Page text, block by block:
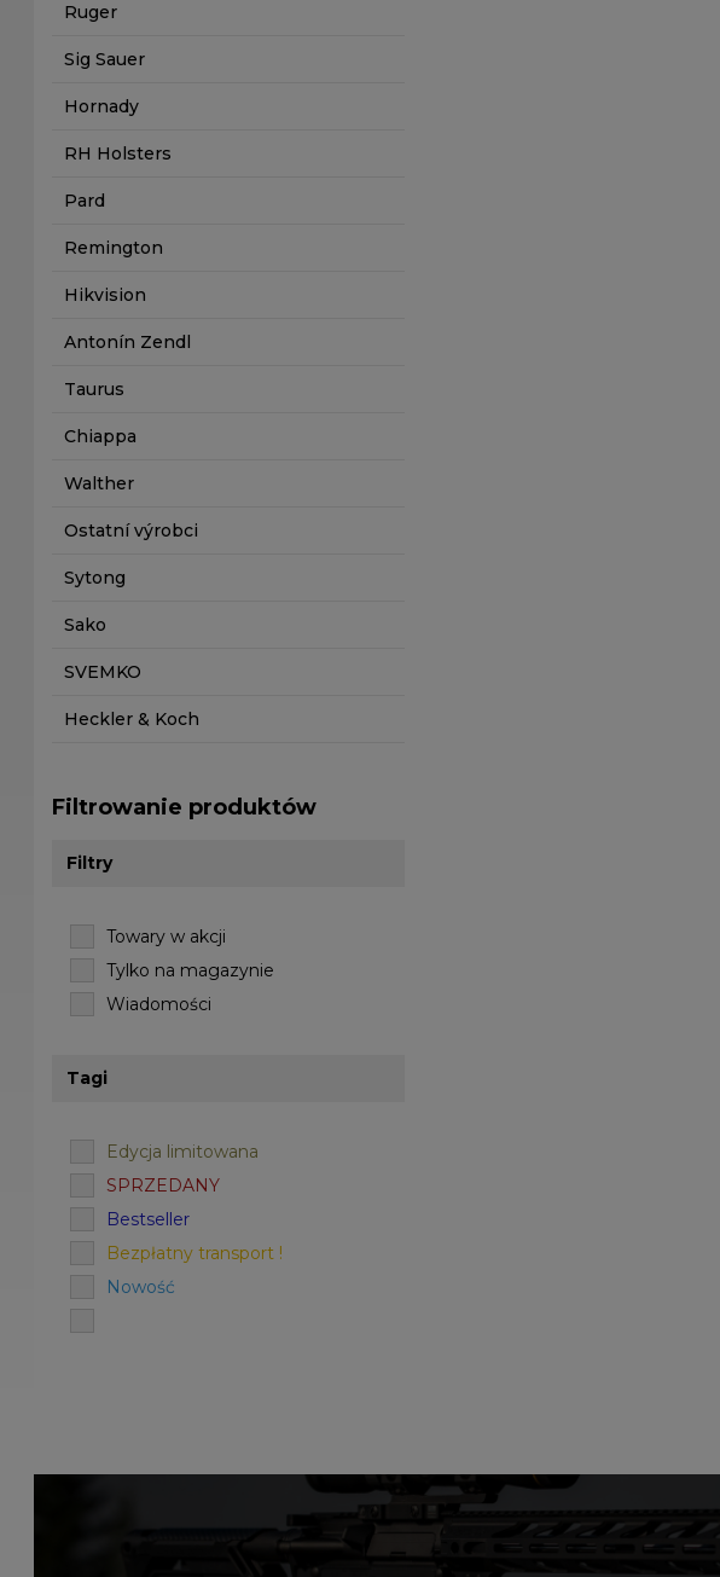
Ruger
Sig Sauer
Hornady
RH Holsters
Pard
Remington
Hikvision
Antonín Zendl
Taurus
Chiappa
Walther
Ostatní výrobci
Sytong
Sako
SVEMKO
Heckler & Koch
Filtrowanie produktów
Filtry
Towary w akcji
Tylko na magazynie
Wiadomości
Tagi
Edycja limitowana
SPRZEDANY
Bestseller
Bezpłatny transport !
Nowość